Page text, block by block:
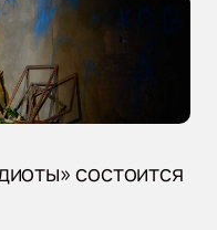
состоится